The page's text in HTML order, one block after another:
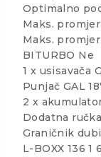
Optimalno
Maks.
Maks.
BITURBO Ne
1 x usisavača
Punjač GAL
2 x
Dodatna ručka
Graničnik
L-BOXX 136 1